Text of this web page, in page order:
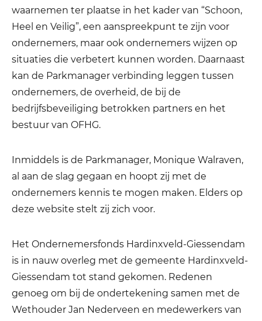
waarnemen ter plaatse in het kader van “Schoon,
Heel en Veilig”, een aanspreekpunt te zijn voor
ondernemers, maar ook ondernemers wijzen op
situaties die verbetert kunnen worden. Daarnaast
kan de Parkmanager verbinding leggen tussen
ondernemers, de overheid, de bij de
bedrijfsbeveiliging betrokken partners en het
bestuur van OFHG.
Inmiddels is de Parkmanager, Monique Walraven,
al aan de slag gegaan en hoopt zij met de
ondernemers kennis te mogen maken. Elders op
deze website stelt zij zich voor.
Het Ondernemersfonds Hardinxveld-Giessendam
is in nauw overleg met de gemeente Hardinxveld-
Giessendam tot stand gekomen. Redenen
genoeg om bij de ondertekening samen met de
Wethouder Jan Nederveen en medewerkers van